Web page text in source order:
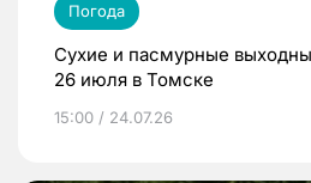
Погода
Сухие и пасмурные
26 июля в Томске
15:00 / 24.07.26